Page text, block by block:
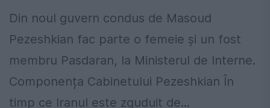
Din noul guvern condus de Masoud
Pezeshkian fac parte o femeie și un fost
membru Pasdaran, la Ministerul de Interne.
Componența Cabinetului Pezeshkian În
timp ce Iranul este zguduit de...